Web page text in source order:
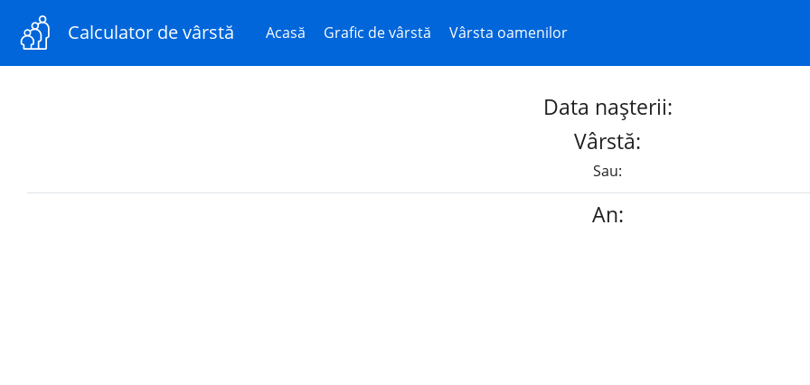
Calculator de vârstă Acasă Grafic de vârstă Vârsta oamenilor
Data nașterii:
Vârstă:
Sau:
An: